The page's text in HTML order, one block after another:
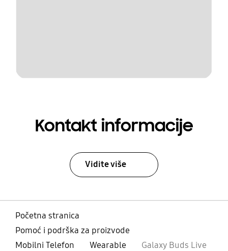
Kontakt informacije
Vidite više
Početna stranica
Pomoć i podrška za proizvode
Mobilni Telefon
Wearable Galaxy Buds Live